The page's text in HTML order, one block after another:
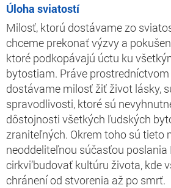
Úloha sviatostí
Milosť, ktorú dostávame zo
chceme prekonať výzvy a
ktoré podkopávajú úctu ku
bytostiam. Práve
dostávame milosť žiť život lásky,
spravodlivosti, ktoré sú
dôstojnosti všetkých ľudských
zraniteľných. Okrem toho sú tieto
neoddeliteľnou súčasťou poslania
cirkvi’budovať kultúru života, kde
chránení od stvorenia až po smrť.